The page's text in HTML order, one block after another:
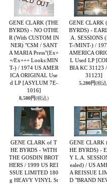
GENE CLARK (THE
BYRDS) - NO OTHE
R (With CUSTOM IN
NER) "CSM / SANT
A MARIA Press"(Ex+
+/Ex+++ Looks:MIN
T-) / 1974 US AMER
ICA ORIGINAL Use
d LP [ASYLUM 7E-
1016]
8,580円(税込)
GENE CLARK
BYRDS) -
A. SESSIONS
T-/MINT-) /
AMERICA
L Used LP
BIA KC 31123
31123]
5,280円(税
GENE CLARK of T
HE BYRDS - WITH
THE GOSDIN BROT
HERS / 1999 US REI
SSUE LIMITED 180
g HEAVY VINYL St
GENE CLARK
HE BYRDS) -
Y L.A.
ealed) / US
A REISSUE
D "BRAND